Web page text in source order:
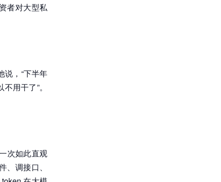
者对大型私
说，“下半年
用干了”。
次如此直观
调接口、